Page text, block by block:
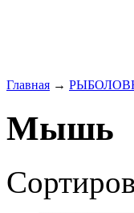
Главная →
Мышь